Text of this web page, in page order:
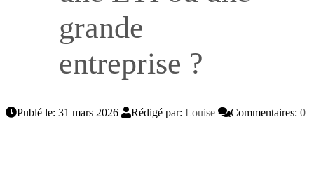
grande
entreprise ?
Publé le: 31 mars 2026 Rédigé par: Louise Commentaires: 0